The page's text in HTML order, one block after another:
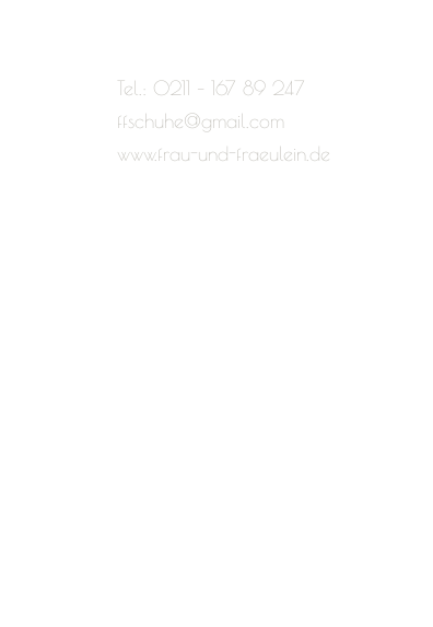
Tel.: 0211 – 167 89 247
ffschuhe@gmail.com
www.frau-und-fraeulein.de